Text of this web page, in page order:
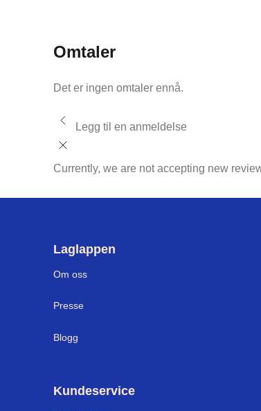
Omtaler
Det er ingen omtaler ennå.
Legg til en anmeldelse
Currently, we are not accepting new
Laglappen
Om oss
Presse
Blogg
Kundeservice